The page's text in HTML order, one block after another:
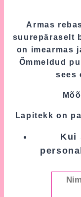
Armas
suurepäraselt
on imearmas
Õmmeldud
sees
Lapitekk on
Kui